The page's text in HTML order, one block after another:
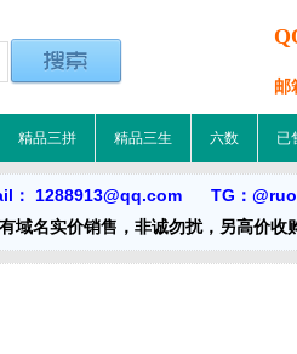
邮
精品三拼 精品三生 六数 已
： 1288913@qq.com TG：
域名实价销售，非诚勿扰，另高价收